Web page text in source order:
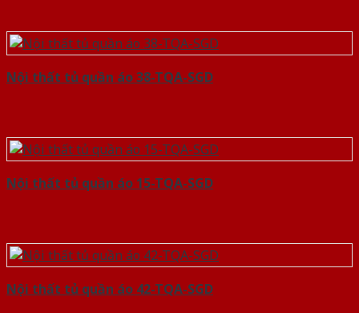
Nội thất tủ quần áo 38-TQA-SGD
Nội thất tủ quần áo 15-TQA-SGD
Nội thất tủ quần áo 42-TQA-SGD